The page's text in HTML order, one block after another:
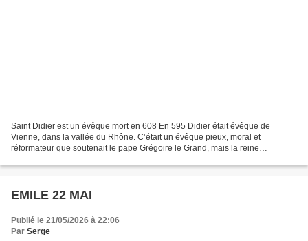
Saint Didier est un évêque mort en 608 En 595 Didier était évêque de
Vienne, dans la vallée du Rhône. C’était un évêque pieux, moral et
réformateur que soutenait le pape Grégoire le Grand, mais la reine
EMILE 22 MAI
Publié le 21/05/2026 à 22:06
Par Serge